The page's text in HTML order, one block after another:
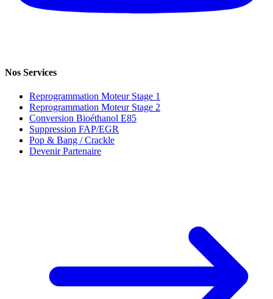
Nos Services
Reprogrammation Moteur Stage 1
Reprogrammation Moteur Stage 2
Conversion Bioéthanol E85
Suppression FAP/EGR
Pop & Bang / Crackle
Devenir Partenaire